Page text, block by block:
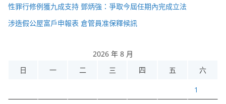
性罪行修例獲九成支持 鄧炳強：爭取今屆任期內完成立法
涉造假公屋富戶申報表 倉管員准保釋候訊
2026 年 8 月
日
一 二 三 四 五 六
1